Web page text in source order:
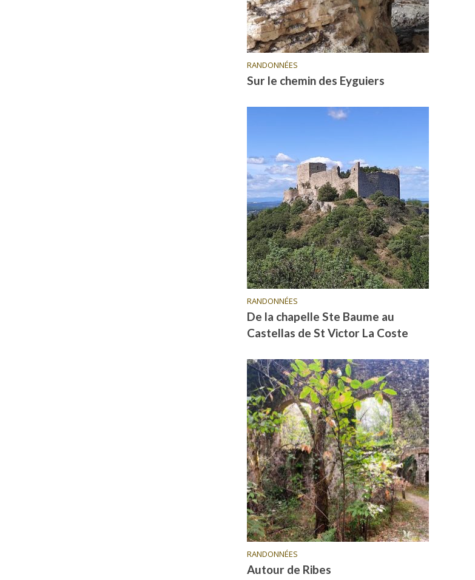
RANDONNÉES
Sur le chemin des Eyguiers
RANDONNÉES
De la chapelle Ste Baume au
Castellas de St Victor La Coste
RANDONNÉES
Autour de Ribes